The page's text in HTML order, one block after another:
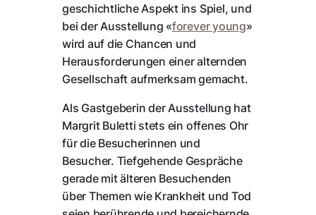
geschichtliche Aspekt ins Spiel, und
bei der Ausstellung «forever young»
wird auf die Chancen und
Herausforderungen einer alternden
Gesellschaft aufmerksam gemacht.
Als Gastgeberin der Ausstellung hat
Margrit Buletti stets ein offenes Ohr
für die Besucherinnen und
Besucher. Tiefgehende Gespräche
gerade mit älteren Besuchenden
über Themen wie Krankheit und Tod